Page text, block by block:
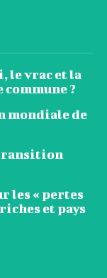
le vrac et la
?
mondiale de
transition
les « pertes
et pays